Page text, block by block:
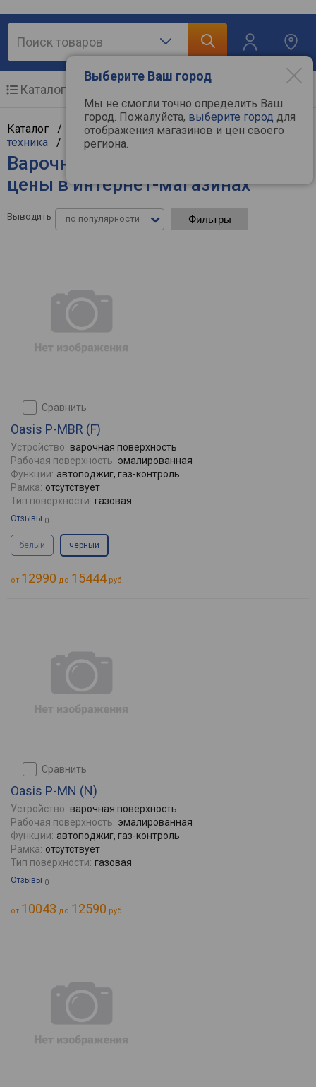
Выберите Ваш город
Мы не смогли точно определить Ваш
город. Пожалуйста, выберите город для
отображения магазинов и цен своего
региона.
Каталог
Каталог / Крупная бытовая техника/Встраиваемая
техника / Варочные поверхности
Варочные поверхности Oasis -
цены в интернет-магазинах
Выводить по популярности Фильтры
сравнить
Oasis P-MBR (F)
Устройство: варочная поверхность
Рабочая поверхность: эмалированная
Функции: автоподжиг, газ-контроль
Рамка: отсутствует
Тип поверхности: газовая
Отзывы 0
белый черный
от 12990 до 15444руб.
сравнить
Oasis P-MN (N)
Устройство: варочная поверхность
Рабочая поверхность: эмалированная
Функции: автоподжиг, газ-контроль
Рамка: отсутствует
Тип поверхности: газовая
Отзывы 0
от 10043 до 12590 руб.